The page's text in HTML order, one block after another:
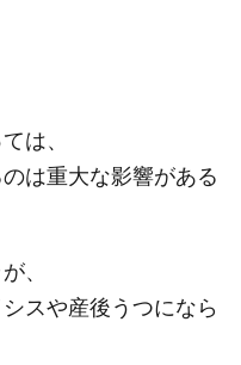
は、
は重大な影響がある
、
スや産後うつになら